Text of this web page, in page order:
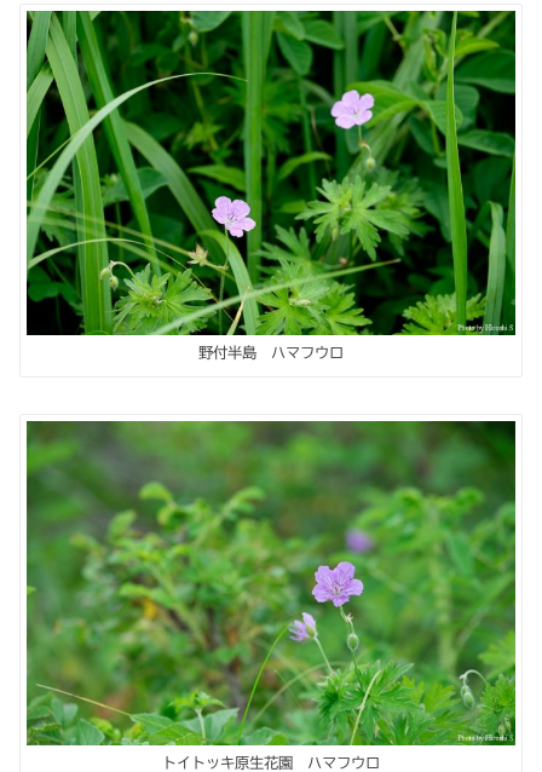
野付半島 ハマフウロ
トイトッキ原生花園 ハマフウロ